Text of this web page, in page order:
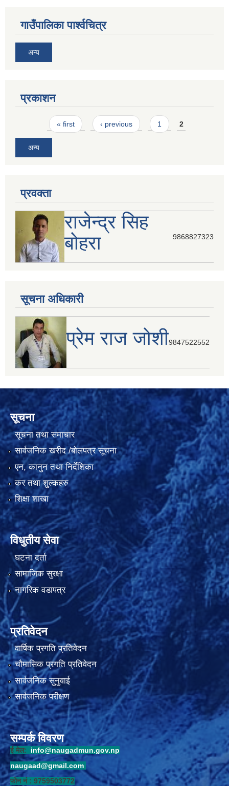
गाउँपालिका पार्श्वचित्र
अन्य
प्रकाशन
Pages« first ‹ previous 1 2
अन्य
प्रवक्ता
राजेन्द्र सिह
बोहरा
9868827323
सूचना अधिकारी
प्रेम राज जोशी9847522552
सूचना
सूचना तथा समाचार
सार्वजनिक खरीद /बोलपत्र सूचना
एन, कानुन तथा निर्देशिका
कर तथा शुल्कहरु
शिक्षा शाखा
विधुतीय सेवा
घटना दर्ता
सामाजिक सुरक्षा
नागरिक वडापत्र
प्रतिवेदन
वार्षिक प्रगति प्रतिवेदन
चौमासिक प्रगति प्रतिवेदन
सार्वजनिक सुनुवाई
सार्वजनिक परीक्षण
सम्पर्क विवरण
ई मेल: info@naugadmun.gov.np
naugaad@gmail.com
फोन नं : 9759503772